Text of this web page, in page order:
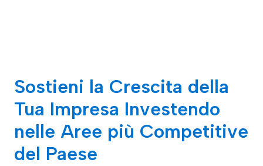
Sostieni la Crescita della
Tua Impresa Investendo
nelle Aree più Competitive
del Paese